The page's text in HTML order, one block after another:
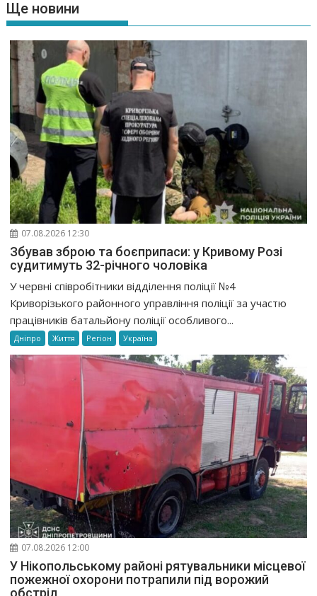
Ще новини
07.08.2026 12:30
Збував зброю та боєприпаси: у Кривому Розі
судитимуть 32-річного чоловіка
У червні співробітники відділення поліції №4
Криворізького районного управління поліції за участю
працівників батальйону поліції особливого...
Дніпро Життя Регіон Україна
07.08.2026 12:00
У Нікопольському районі рятувальники місцевої
пожежної охорони потрапили під ворожий
обстріл